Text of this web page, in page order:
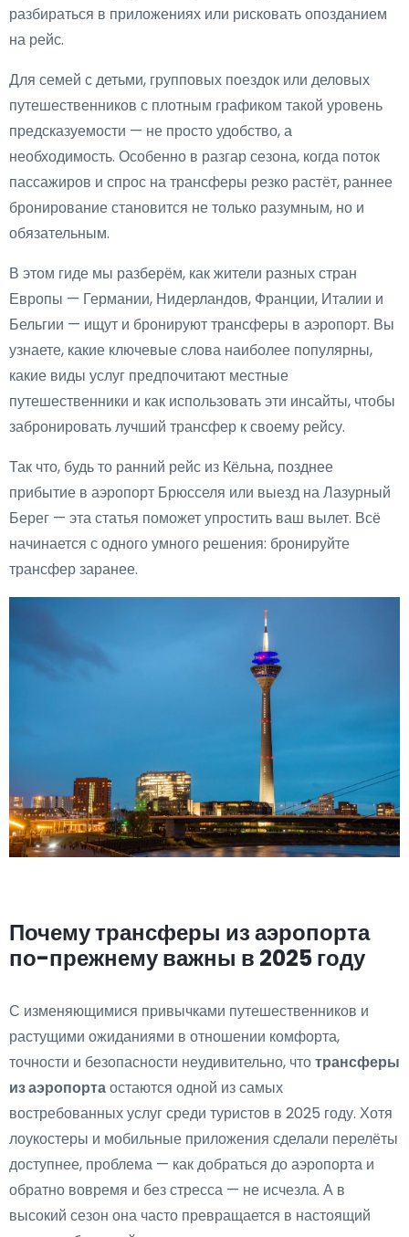
разбираться в приложениях или рисковать опозданием
на рейс.
Для семей с детьми, групповых поездок или деловых
путешественников с плотным графиком такой уровень
предсказуемости — не просто удобство, а
необходимость. Особенно в разгар сезона, когда поток
пассажиров и спрос на трансферы резко растёт, раннее
бронирование становится не только разумным, но и
обязательным.
В этом гиде мы разберём, как жители разных стран
Европы — Германии, Нидерландов, Франции, Италии и
Бельгии — ищут и бронируют трансферы в аэропорт. Вы
узнаете, какие ключевые слова наиболее популярны,
какие виды услуг предпочитают местные
путешественники и как использовать эти инсайты, чтобы
забронировать лучший трансфер к своему рейсу.
Так что, будь то ранний рейс из Кёльна, позднее
прибытие в аэропорт Брюсселя или выезд на Лазурный
Берег — эта статья поможет упростить ваш вылет. Всё
начинается с одного умного решения: бронируйте
трансфер заранее.
Почему трансферы из аэропорта
по-прежнему важны в 2025 году
С изменяющимися привычками путешественников и
растущими ожиданиями в отношении комфорта,
точности и безопасности неудивительно, чтотрансферы
из аэропортаостаются одной из самых
востребованных услуг среди туристов в 2025 году. Хотя
лоукостеры и мобильные приложения сделали перелёты
доступнее, проблема — как добраться до аэропорта и
обратно вовремя и без стресса — не исчезла. А в
высокий сезон она часто превращается в настоящий